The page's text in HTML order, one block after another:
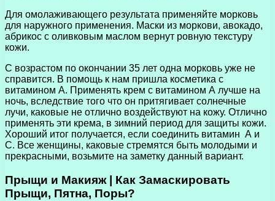
Для омолаживающего результата применяйте морковь
для наружного применения. Маски из моркови, авокадо,
абрикос с оливковым маслом вернут ровную текстуру
кожи.
С возрастом по окончании 35 лет одна морковь уже не
справится. В помощь к нам пришла косметика с
витамином А. Применять крем с витамином А лучше на
ночь, вследствие того что он притягивает солнечные
лучи, каковые не отлично воздействуют на кожу. Отлично
применять эти крема, в зимний период для защиты кожи.
Хороший итог получается, если соединить витамин А и
С. Все женщины, каковые стремятся быть молодыми и
прекрасными, возьмите на заметку данный вариант.
Прыщи и Макияж | Как Замаскировать
Прыщи, Пятна, Поры?